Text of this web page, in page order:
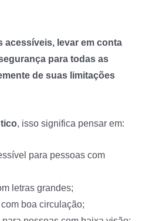
acessíveis, levar em conta
para todas as
de suas limitações
, isso significa pensar em:
para pessoas com
letras grandes;
boa circulação;